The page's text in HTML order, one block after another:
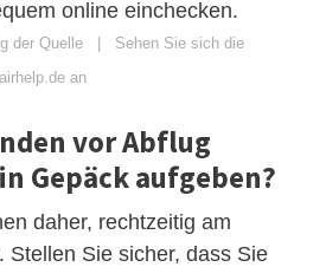
online einchecken.
der Quelle | Sehen Sie sich die
an
vor Abflug
Gepäck aufgeben?
daher, rechtzeitig am
Stellen Sie sicher, dass Sie